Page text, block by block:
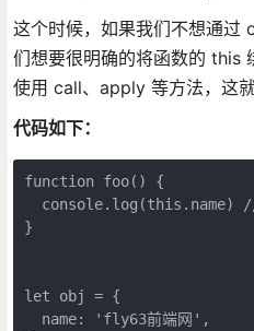
这个时候，如果我们不想通过
们想要很明确的将函数的 this
使用 call、apply 等方法，这
代码如下：
function foo() {
console.log(this.name)
}
let obj = {
  name: 'fly63前端网',